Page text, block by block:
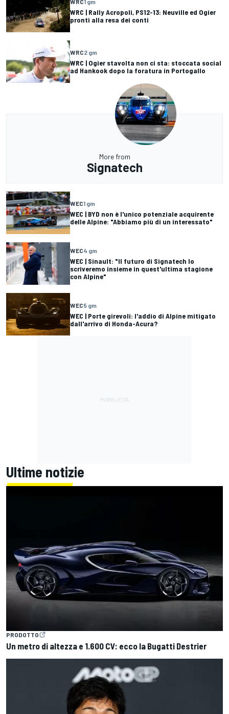
WRC1 gm
WRC | Rally Acropoli, PS12-13: Neuville ed Ogier
pronti alla resa dei conti
WRC2 gm
WRC | Ogier stavolta non ci sta: stoccata social
ad Hankook dopo la foratura in Portogallo
More from
Signatech
WEC1 gm
WEC | BYD non è l'unico potenziale acquirente
delle Alpine: "Abbiamo più di un interessato"
WEC4 gm
WEC | Sinault: "Il futuro di Signatech lo
scriveremo insieme in quest'ultima stagione
con Alpine"
WEC5 gm
WEC | Porte girevoli: l'addio di Alpine mitigato
dall'arrivo di Honda-Acura?
Ultime notizie
PRODOTTO
Un metro di altezza e 1.600 CV: ecco la Bugatti Destrier